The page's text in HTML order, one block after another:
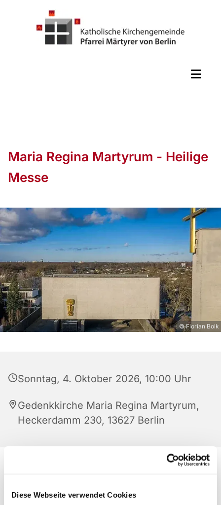
Diese Webseite verwendet Cookies
Maria Regina Martyrum - Heilige
Messe
© Florian Bolk
Sonntag, 4. Oktober 2026, 10:00 Uhr
Gedenkkirche Maria Regina Martyrum,
Heckerdamm 230, 13627 Berlin